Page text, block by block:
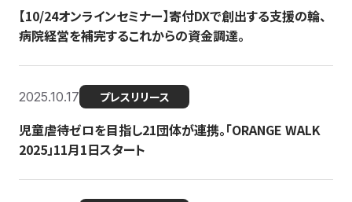
【10/24オンラインセミナー】寄付DXで創出する支援の輪、
病院経営を補完するこれからの資金調達。
2025.10.17 プレスリリース
児童虐待ゼロを目指し21団体が連携。「ORANGE WALK
2025」11月1日スタート